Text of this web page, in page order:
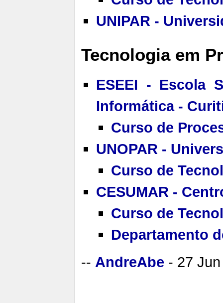
UNIPAR -
Tecnologia em
ESEEI - Escola
Informática -
Curso de
UNOPAR -
Curso de
CESUMAR -
Curso de
Departamento
-- AndreAbe - 27